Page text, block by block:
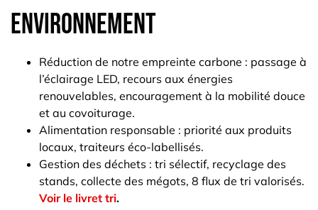
Environnement
Réduction de notre empreinte carbone : passage à
l’éclairage LED, recours aux énergies
renouvelables, encouragement à la mobilité douce
et au covoiturage.
Alimentation responsable : priorité aux produits
locaux, traiteurs éco-labellisés.
Gestion des déchets : tri sélectif, recyclage des
stands, collecte des mégots, 8 flux de tri valorisés.
Voir le livret tri.